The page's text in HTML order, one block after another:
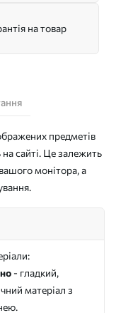
на товар
предметів
сайті. Це залежить
монітора, а
- гладкий,
матеріал з